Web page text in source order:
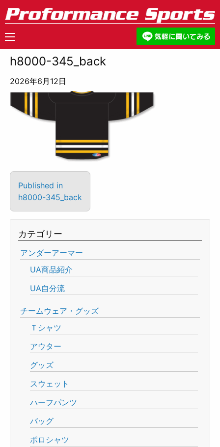
h8000-345_back
2026年6月12日
Published in
h8000-345_back
カテゴリー
アンダーアーマー
UA商品紹介
UA自分流
チームウェア・グッズ
Ｔシャツ
アウター
グッズ
スウェット
ハーフパンツ
バッグ
ポロシャツ